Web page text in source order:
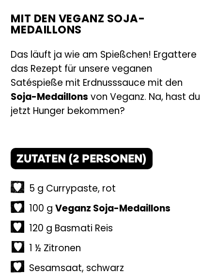
MIT DEN VEGANZ SOJA-
MEDAILLONS
Das läuft ja wie am Spießchen! Ergattere
das Rezept für unsere veganen
Satéspieße mit Erdnusssauce mit den
Soja-Medaillons von Veganz. Na, hast du
jetzt Hunger bekommen?
ZUTATEN (2 PERSONEN)
5 g Currypaste, rot
100 g Veganz Soja-Medaillons
120 g Basmati Reis
1 ½ Zitronen
Sesamsaat, schwarz